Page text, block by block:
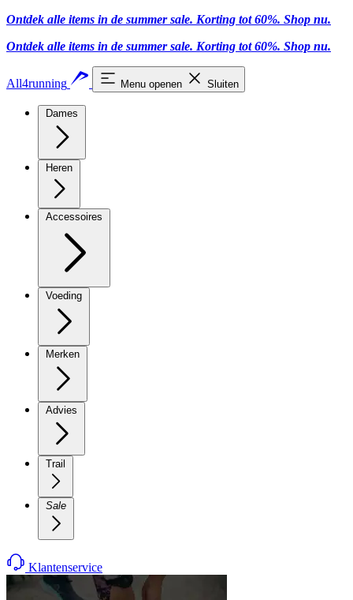
Ontdek alle items in de summer sale. Korting tot 60%. Shop nu.
Ontdek alle items in de summer sale. Korting tot 60%. Shop nu.
All4running Menu openen Sluiten
Dames
Heren
Accessoires
Voeding
Merken
Advies
Trail
Sale
Klantenservice